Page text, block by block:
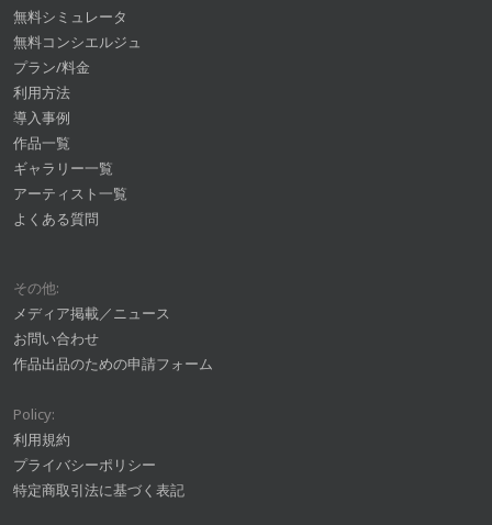
無料シミュレータ
無料コンシエルジュ
プラン/料金
利用方法
導入事例
作品一覧
ギャラリー一覧
アーティスト一覧
よくある質問
その他:
メディア掲載／ニュース
お問い合わせ
作品出品のための申請フォーム
Policy:
利用規約
プライバシーポリシー
特定商取引法に基づく表記